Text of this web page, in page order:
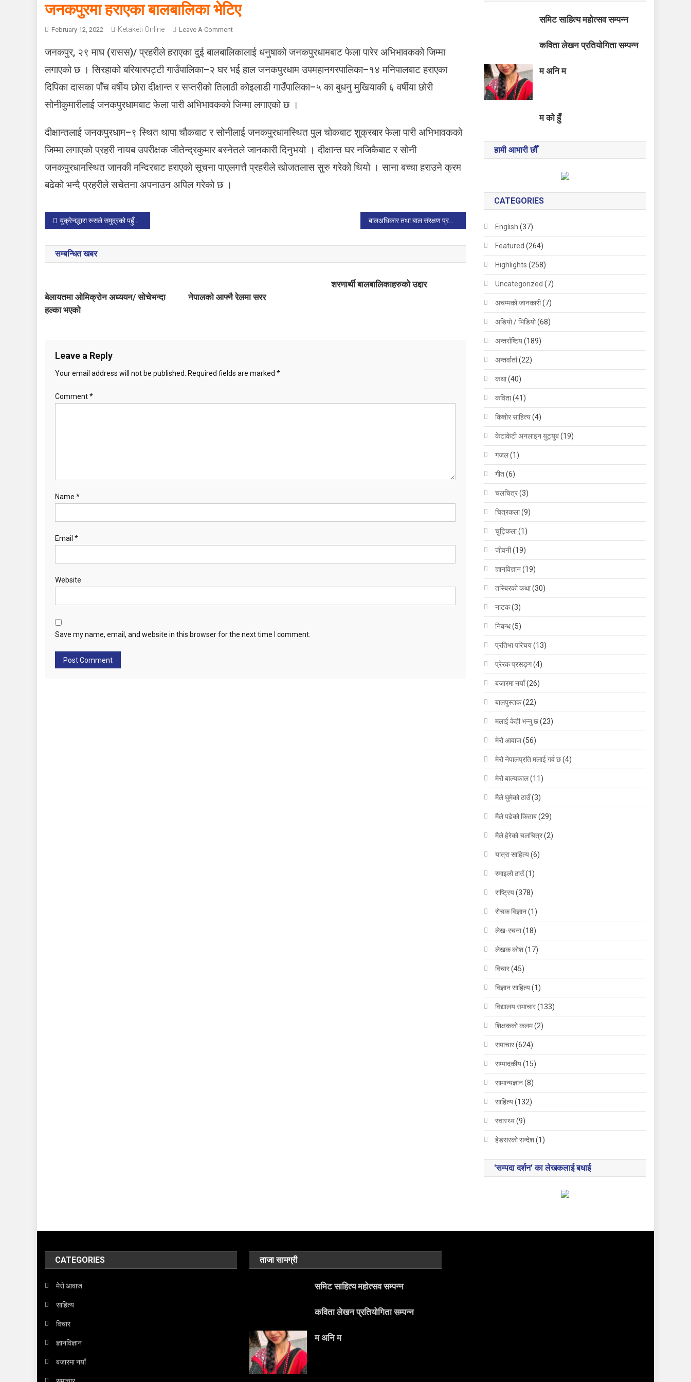
जनकपुरमा हराएका बालबालिका भेटिए
February 12, 2022 Ketaketi Online Leave A CommentO
ज
पु
र
रा
ए
बा
जनकपुर, २९ माघ (रासस)/ प्रहरीले हराएका दुई बालबालिकालाई धनुषाको जनकपुरधामबाट फेला पारेर अभिभावकको जिम्मा
लगाएको छ । सिरहाको बरियारपट्टी गाउँपालिका–२ घर भई हाल जनकपुरधाम उपमहानगरपालिका–१४ मनिपालबाट हराएका
दिपिका दासका पाँच वर्षीय छोरा दीक्षान्त र सप्तरीको तिलाठी कोइलाडी गाउँपालिका–५ का बुधनु मुखियाकी ६ वर्षीया छोरी
सोनीकुमारीलाई जनकपुरधामबाट फेला पारी अभिभावकको जिम्मा लगाएको छ ।
दीक्षान्तलाई जनकपुरधाम–९ स्थित थापा चौकबाट र सोनीलाई जनकपुरधामस्थित पुल चोकबाट शुक्रबार फेला पारी अभिभावकको
जिम्मा लगाएको प्रहरी नायब उपरीक्षक जीतेन्द्रकुमार बस्नेतले जानकारी दिनुभयो । दीक्षान्त घर नजिकैबाट र सोनी
जनकपुरधामस्थित जानकी मन्दिरबाट हराएको सूचना पाएलगत्तै प्रहरीले खोजतलास सुरु गरेको थियो । साना बच्चा हराउने क्रम
बढेको भन्दै प्रहरीले सचेतना अपनाउन अपिल गरेको छ ।
P
o
s
n
युक्रेनद्धारा रुसले समुद्रको पहुँचमा रोक लगाएको आरोप बालअधिकार तथा बाल संरक्षण प्रणालीको सुदृढीकरण गर्नुपर्छ
सम्बन्धित खबर
बेलायतमा ओमिक्रोन अध्ययन/ सोचेभन्दा
हल्का भएको
नेपालको आफ्नै रेलमा सरर
शरणार्थी बालबालिकाहरुको उद्दार
Leave a Reply
Your email address will not be published. Required fields are marked *
Comment*
Name *
Email *
Website
Save my name, email, and website in this browser for the next time I comment.
समिट साहित्य महोत्सव सम्पन्न
कविता लेखन प्रतियोगिता सम्पन्न
म अनि म
म को हुँ
हामी आभारी छौँ
CATEGORIES
English (37)
Featured (264)
Highlights (258)
Uncategorized (7)
अचम्मको जानकारी(7)
अडियो / भिडियो(68)
अन्तर्राष्टिय(189)
अन्तर्वार्ता(22)
कथा(40)
कविता(41)
किशोर साहित्य(4)
केटाकेटी अनलाइन युट्युब(19)
गजल(1)
गीत(6)
चलचित्र(3)
चित्रकला(9)
चुट्किला(1)
जीवनी(19)
ज्ञानविज्ञान(19)
तस्बिरको कथा(30)
नाटक(3)
निबन्ध(5)
प्रतिभा परिचय(13)
प्रेरक प्रसङ्ग(4)
बजारमा नयाँ(26)
बालपुस्तक(22)
मलाई केही भन्नु छ(23)
मेरो आवाज(56)
मेरो नेपालप्रति मलाई गर्व छ(4)
मेरो बाल्यकाल(11)
मैले घुमेको ठाउँ(3)
मैले पढेको किताब(29)
मैले हेरेको चलचित्र(2)
यात्रा साहित्य(6)
रमाइलो ठाउँ(1)
राष्ट्रिय(378)
रोचक विज्ञान(1)
लेख-रचना(18)
लेखक कोश(17)
विचार(45)
विज्ञान साहित्य(1)
विद्यालय समाचार(133)
शिक्षककाे कलम(2)
समाचार(624)
सम्पादकीय(15)
सामान्यज्ञान(8)
साहित्य(132)
स्वास्थ्य(9)
हेडसरकाे सन्देश(1)
'सम्पदा दर्शन' का लेखकलाई बधाई
CATEGORIES
मेरो आवाज
साहित्य
विचार
ज्ञानविज्ञान
बजारमा नयाँ
ताजा सामग्री
समिट साहित्य महोत्सव सम्पन्न
कविता लेखन प्रतियोगिता सम्पन्न
म अनि म